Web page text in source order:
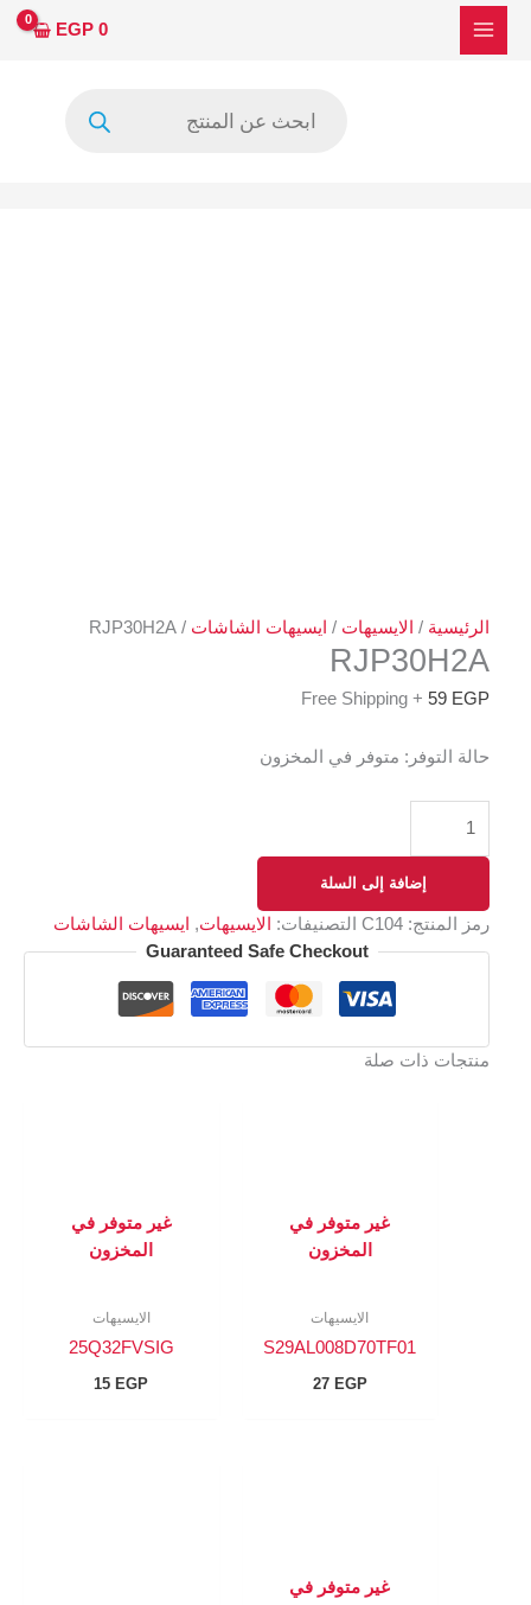
تخطي
0
EGP
الرئيسية / الايسيهات / ايسيهات الشاشات / RJP30H2A
RJP30H2A
59 EGP
+ Free Shipping
حالة التوفر: متوفر في المخزون
كمية
RJP30H2A
إضافة إلى السلة
رمز المنتج: C104 التصنيفات: الايسيهات,
ايسيهات الشاشات
Guaranteed Safe Checkout
منتجات ذات صلة
غير متوفر في
المخزون
الايسيهات
S29AL008D70TF01
27 EGP
غير متوفر في
المخزون
الايسيهات
25Q32FVSIG
15 EGP
غير متوفر في